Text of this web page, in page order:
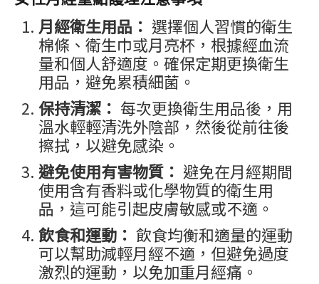
月經衛生用品： 選擇個人習慣的衛生
棉條、衛生巾或月亮杯，根據經血流
量和個人舒適度。確保定期更換衛生
用品，避免累積細菌。
保持清潔： 每次更換衛生用品後，用
溫水輕輕清洗外陰部，然後從前往後
擦拭，以避免感染。
避免使用有害物質： 避免在月經期間
使用含有香料或化學物質的衛生用
品，這可能引起皮膚敏感或不適。
飲食和運動： 飲食均衡和適量的運動
可以幫助減輕月經不適，但避免過度
激烈的運動，以免加重月經痛。